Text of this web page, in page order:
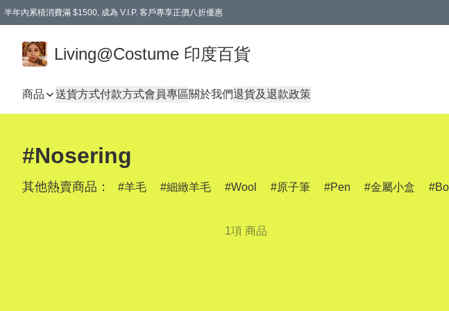
半年內累積消費滿 $1500, 成為 V.I.P. 客戶專享正價八折優惠
Living@Costume 印度百貨
商品 送貨方式付款方式會員專區關於我們退貨及退款政策
#Nosering
其他熱賣商品： 羊毛 細緻羊毛 Wool 原子筆 Pen 金屬小盒
1項 商品